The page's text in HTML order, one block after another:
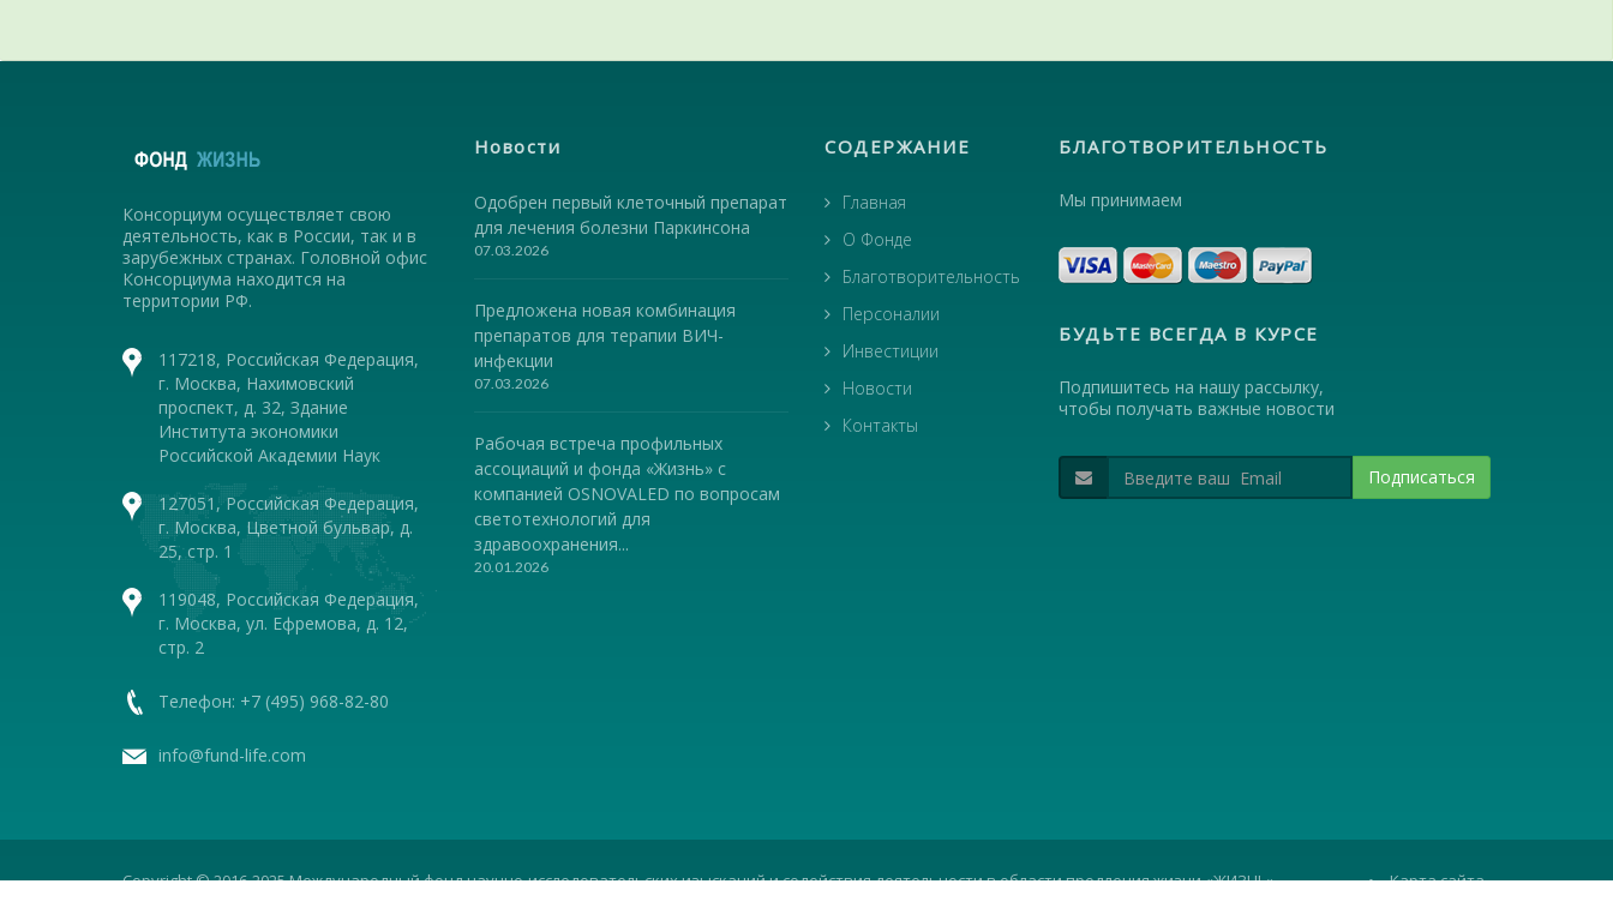
Консорциум осуществляет свою
деятельность, как в России, так и в
зарубежных странах. Головной офис
Консорциума находится на
территории РФ.
117218, Российская Федерация,
г. Москва, Нахимовский
проспект, д. 32, Здание
Института экономики
Российской Академии Наук
127051, Российская Федерация,
г. Москва, Цветной бульвар, д.
25, стр. 1
119048, Российская Федерация,
г. Москва, ул. Ефремова, д. 12,
стр. 2
Телефон: +7 (495) 968-82-80
info@fund-life.com
Новости
Одобрен первый клеточный препарат
для лечения болезни Паркинсона
07.03.2026
Предложена новая комбинация
препаратов для терапии ВИЧ-
инфекции
07.03.2026
Рабочая встреча профильных
ассоциаций и фонда «Жизнь» с
компанией OSNOVALED по вопросам
светотехнологий для
здравоохранения...
20.01.2026
СОДЕРЖАНИЕ
Главная
О Фонде
Благотворительность
Персоналии
Инвестиции
Новости
Контакты
БЛАГОТВОРИТЕЛЬНОСТЬ
Мы принимаем
БУДЬТЕ ВСЕГДА В КУРСЕ
Подпишитесь на нашу рассылку,
чтобы получать важные новости
Подписаться
• Карта сайта
Copyright © 2016-2025 Международный фонд научно-исследовательских изысканий и содействия деятельности в области продления жизни «ЖИЗНЬ»